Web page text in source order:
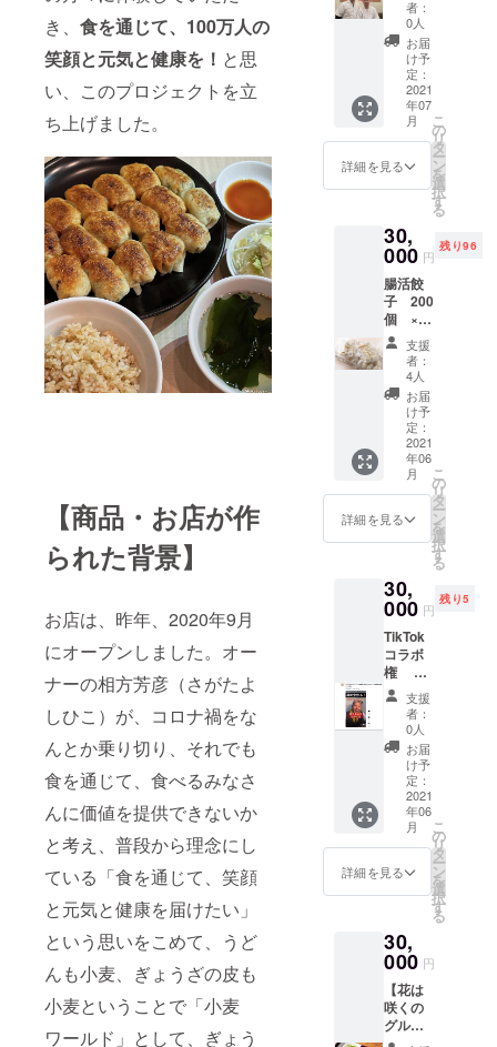
き、 食を通じて、100万人の
笑顔と元気と健康を！ と思
い、このプロジェクトを立
ち上げました。
【商品・お店が作
られた背景】
お店は、昨年、2020年9月
にオープンしました。オー
ナーの相方芳彦（さがたよ
しひこ）が、コロナ禍をな
んとか乗り切り、それでも
食を通じて、食べるみなさ
んに価値を提供できないか
と考え、普段から理念にし
ている「食を通じて、笑顔
と元気と健康を届けたい」
という思いをこめて、うど
んも小麦、ぎょうざの皮も
小麦ということで「小麦
ワールド」として、ぎょう
を確認
致しま
す。
き。 冷
凍発
送、宅
急便
2021年
6月より
順次発
送いた
しま
望ござ
いまし
問い合
わせく
ださ
い。
も？】
餃子づ
くり体
験（大
人2名子
供2名ま
での最
大4名）
で夏の
思い出
子の花
は咲く
のヒデ
さんと
一緒に
作る餃
子体
験。 ご
自身で
食べる
分の花
は咲く
の腸活
ぎょう
ざをお
こさま
と一緒
人の方
に体験
ただき
ます。
完全事
前予約
制。所
要時間
は1時間
予定。
平日の
15時か
ら17時
の間で
ご予約
承りま
る際に
は 玄米
ごは
ん、
スー
プ、ド
者：
0人
お届
け予
定：
2021
年07
月
詳細を見る
こ
の
リ
タ
ー
ン
を
選
択
す
る
30,
000 円
残り96
腸活餃
子 200
個 ×
3セッ
ト
ファミ
リー
セット
クール
宅急便
冷凍送
料込
み。 一
辺に届
くと冷
なって
しまう
ので3回
分に分
けてお
届けし
ます。
3か所に
1セット
ずつお
届けま
たは 1
か所に
発送時
期を3回
に分け
ること
のボ
リュー
楽しみ
くださ
い。 美
支援
者：
4人
お届
け予
定：
2021
年06
月
詳細を見る
こ
の
リ
タ
ー
ン
を
選
択
す
る
30,
000 円
残り5
TikTok
コラボ
権 弊
社代
表
Donさ
がたの
TikTok
ボ動画
を公開
できま
す！
フォ
ロー数
れまで
も有名
TikToke
rさん達
ともコ
ラボし
支援
者：
0人
お届
け予
定：
2021
年06
月
詳細を見る
こ
の
リ
タ
ー
ン
を
選
択
す
る
30,
000 円
【花は
咲くの
グルー
プ全店